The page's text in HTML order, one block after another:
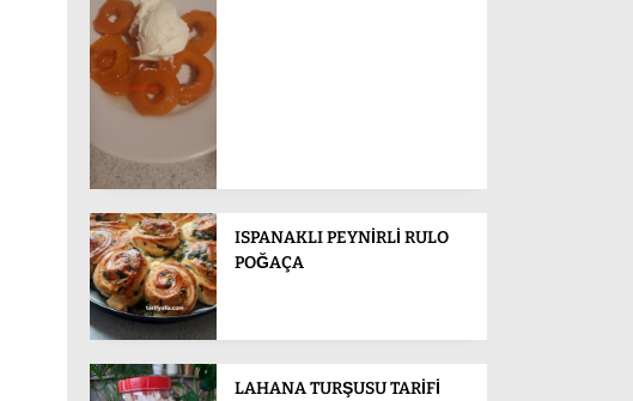
ISPANAKLI PEYNİRLİ RULO
POĞAÇA
LAHANA TURŞUSU TARİFİ